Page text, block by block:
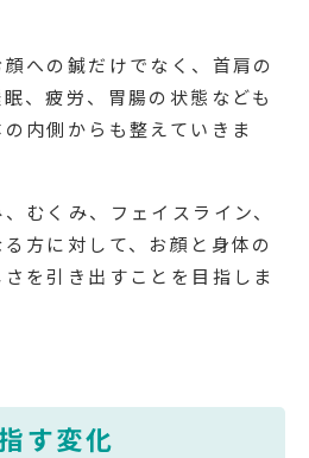
への鍼だけでなく、首肩の
、疲労、胃腸の状態なども
内側からも整えていきま
むくみ、フェイスライン、
方に対して、お顔と身体の
を引き出すことを目指しま
す変化